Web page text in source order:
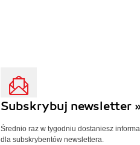
Subskrybuj newsletter
Średnio raz w tygodniu dostaniesz
dla subskrybentów newslettera.